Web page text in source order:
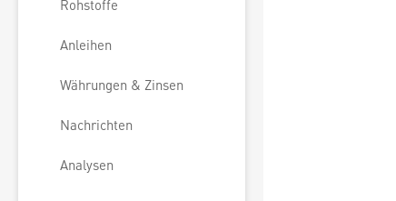
Rohstoffe
Anleihen
Währungen & Zinsen
Nachrichten
Analysen